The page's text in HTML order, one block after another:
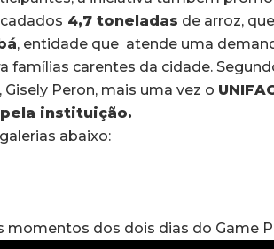
4,7 toneladas de arroz,
, entidade que atende uma
famílias carentes da cidade.
Peron, mais uma vez o
instituição.
abaixo:
momentos dos dois dias do Game